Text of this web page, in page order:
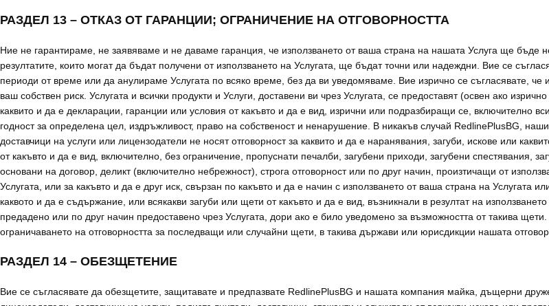
РАЗДЕЛ 13 – ОТКАЗ ОТ ГАРАНЦИИ; ОГРАНИЧЕНИЕ НА ОТГОВОРНОСТТА
Ние не гарантираме, не заявяваме и не даваме гаранция, че използването от ваша страна на нашата Услуга ще бъде
резултатите, които могат да бъдат получени от използването на Услугата, ще бъдат точни или надеждни. Вие се
периоди от време или да анулираме Услугата по всяко време, без да ви уведомяваме. Вие изрично се съгласявате, че
ваш собствен риск. Услугата и всички продукти и Услуги, доставени ви чрез Услугата, се предоставят (освен ако
каквито и да е декларации, гаранции или условия от какъвто и да е вид, изрични или подразбиращи се, включително
годност за определена цел, издръжливост, право на собственост и ненарушение. В никакъв случай RedlinePlusBG,
доставчици на услуги или лицензодатели не носят отговорност за каквито и да е наранявания, загуби, искове или
от какъвто и да е вид, включително, без ограничение, пропуснати печалби, загубени приходи, загубени спестявания,
основани на договор, деликт (включително небрежност), строга отговорност или по друг начин, произтичащи от
Услугата, или за какъвто и да е друг иск, свързан по какъвто и да е начин с използването от ваша страна на Услугата
каквото и да е съдържание, или всякакви загуби или щети от какъвто и да е вид, възникнали в резултат на
предадено или по друг начин предоставено чрез Услугата, дори ако е било уведомено за възможността от такива
ограничаването на отговорността за последващи или случайни щети, в такива държави или юрисдикции нашата
РАЗДЕЛ 14 – ОБЕЗЩЕТЕНИЕ
Вие се съгласявате да обезщетите, защитавате и предпазвате RedlinePlusBG и нашата компания майка, дъщерни